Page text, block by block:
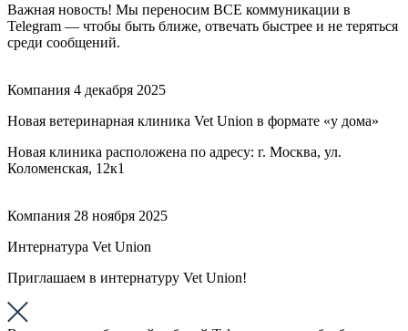
Важная новость! Мы переносим ВСЕ коммуникации в
Telegram — чтобы быть ближе, отвечать быстрее и не теряться
среди сообщений.
Компания 4 декабря 2025
Новая ветеринарная клиника Vet Union в формате «у дома»
Новая клиника расположена по адресу: г. Москва, ул.
Коломенская, 12к1
Компания 28 ноября 2025
Интернатура Vet Union
Приглашаем в интернатуру Vet Union!